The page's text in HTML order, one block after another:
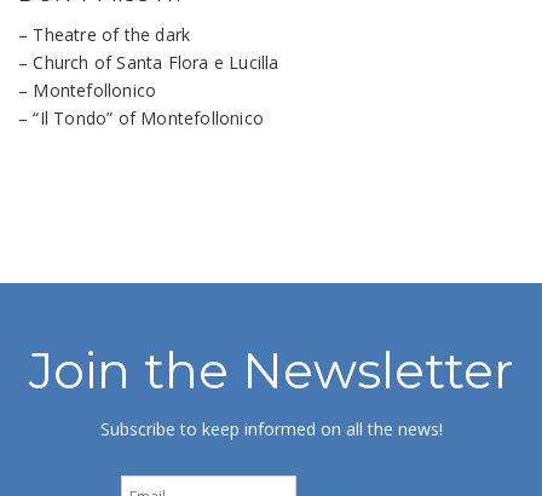
– Theatre of the dark
– Church of Santa Flora e Lucilla
– Montefollonico
– “Il Tondo” of Montefollonico
Join the Newsletter
Subscribe to keep informed on all the news!